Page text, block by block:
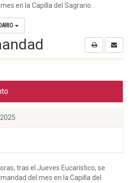
en la Capilla del Sagrario.
tras el Jueves Eucarístico, se
del mes en la Capilla del